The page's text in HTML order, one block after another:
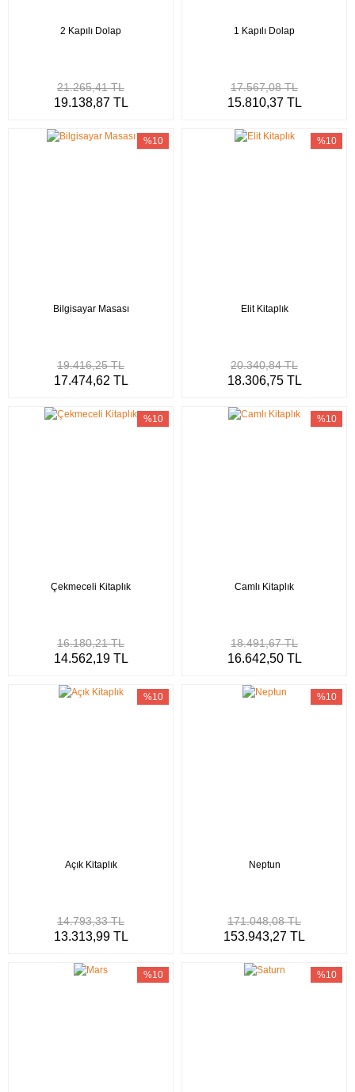
2 Kapılı Dolap
21.265,41 TL
19.138,87 TL
1 Kapılı Dolap
17.567,08 TL
15.810,37 TL
Bilgisayar Masası
%10
19.416,25 TL
17.474,62 TL
Elit Kitaplık
%10
20.340,84 TL
18.306,75 TL
Çekmeceli Kitaplık
%10
16.180,21 TL
14.562,19 TL
Camlı Kitaplık
%10
18.491,67 TL
16.642,50 TL
Açık Kitaplık
%10
14.793,33 TL
13.313,99 TL
Neptun
%10
171.048,08 TL
153.943,27 TL
%10 %10